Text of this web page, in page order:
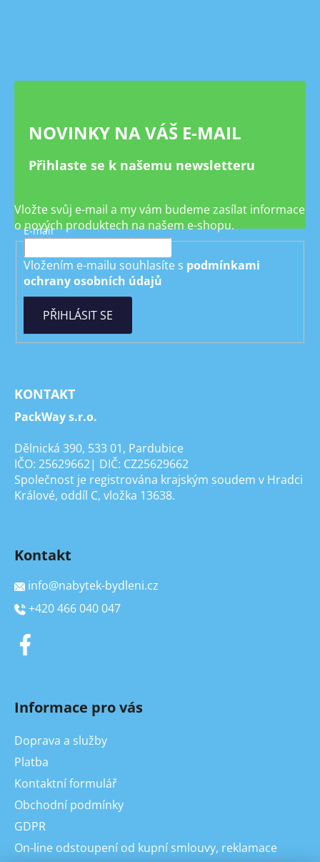
NOVINKY NA VÁŠ E-MAIL
Přihlaste se k našemu newsletteru
Vložte svůj e-mail a my vám budeme zasílat informace
o nových produktech na našem e-shopu.
E-mail
Vložením e-mailu souhlasíte s podmínkami
ochrany osobních údajů
PŘIHLÁSIT SE
KONTAKT
PackWay s.r.o.
Dělnická 390, 533 01, Pardubice
IČO: 25629662| DIČ: CZ25629662
Společnost je registrována krajským soudem v Hradci
Králové, oddíl C, vložka 13638.
Kontakt
info@nabytek-bydleni.cz
+420 466 040 047
Informace pro vás
Doprava a služby
Platba
Kontaktní formulář
Obchodní podmínky
GDPR
On-line odstoupení od kupní smlouvy, reklamace